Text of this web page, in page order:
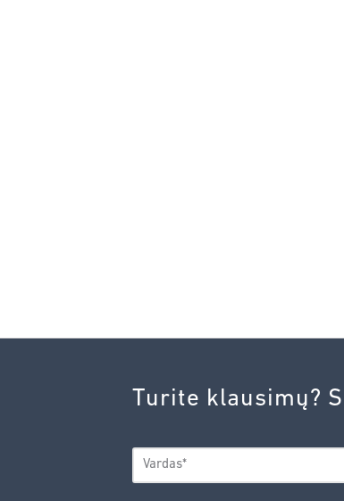
Turite klausimų?
VARDAS